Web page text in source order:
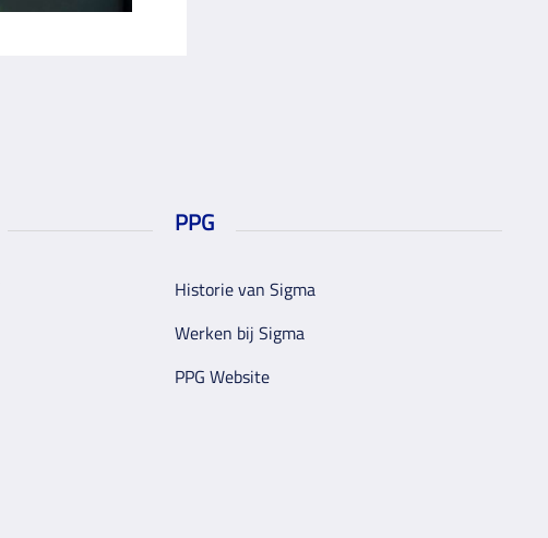
PPG
Historie van Sigma
Werken bij Sigma
PPG Website